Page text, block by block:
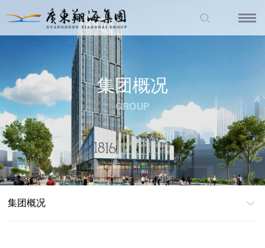
集团概况
GROUP
集团概况